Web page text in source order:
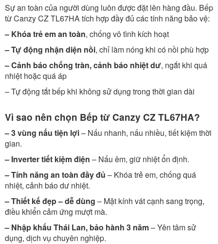
Sự an toàn của người dùng luôn được đặt lên hàng đầu. Bếp
từ Canzy CZ TL67HA tích hợp đầy đủ các tính năng bảo vệ:
– Khóa trẻ em an toàn, chống vô tình kích hoạt
– Tự động nhận diện nồi, chỉ làm nóng khi có nồi phù hợp
– Cảnh báo chống tràn, cảnh báo nhiệt dư, ngắt khi quá
nhiệt hoặc quá áp
– Tự động tắt bếp khi không sử dụng trong thời gian dài
Vì sao nên chọn Bếp từ Canzy CZ TL67HA?
– 3 vùng nấu tiện lợi– Nấu nhanh, nấu nhiều, tiết kiệm thời
gian.
– Inverter tiết kiệm điện – Nấu êm, giữ nhiệt ổn định.
– Tính năng an toàn đầy đủ – Khóa trẻ em, chống quá
nhiệt, cảnh báo dư nhiệt.
– Thiết kế đẹp – dễ dùng – Mặt kính vát cạnh sang trọng,
điều khiển cảm ứng mượt mà.
– Nhập khẩu Thái Lan, bảo hành 3 năm– Yên tâm sử
dụng, dịch vụ chuyên nghiệp.